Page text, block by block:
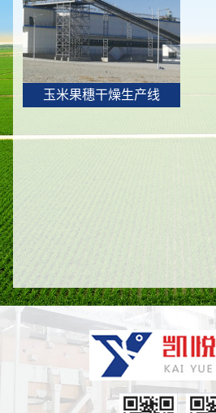
玉米果穗干燥生产线